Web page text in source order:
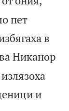
пет
в
Никанор
и